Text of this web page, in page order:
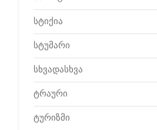
სტიქია
სტუმარი
სხვადასხვა
ტრაური
ტურიზმი